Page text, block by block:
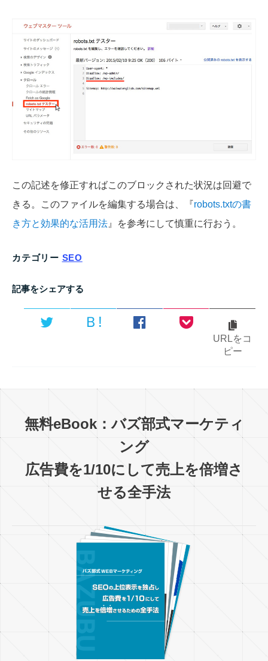
この記述を修正すればこのブロックされた状況は回避で
きる。このファイルを編集する場合は、『robots.txtの書
き方と効果的な活用法 』を参考にして慎重に行おう。
カテゴリー SEO
記事をシェアする
Ｂ!
URLをコ
ピー
無料eBook：バズ部式マーケティ
ング
広告費を1/10にして売上を倍増さ
せる全手法